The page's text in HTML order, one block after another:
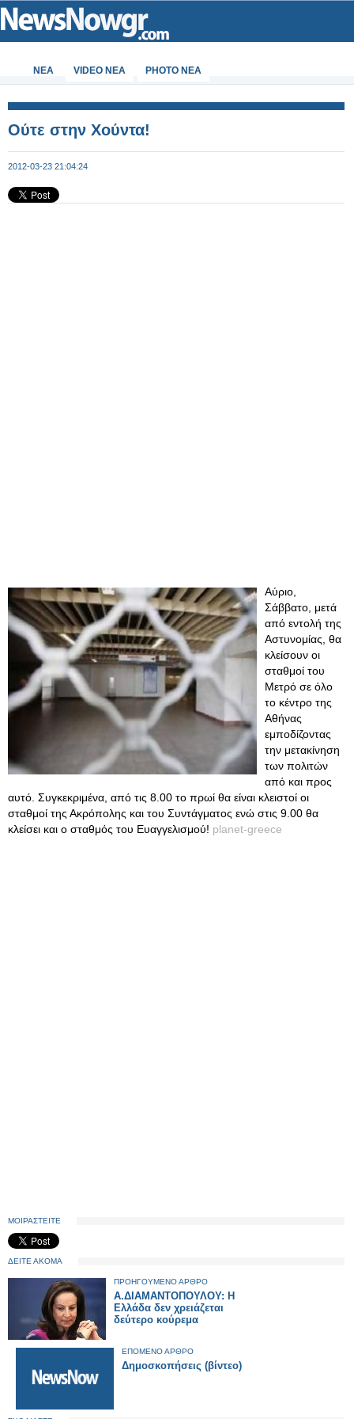
ΝΕΑ VIDEO NEA PHOTO NEA
Ούτε στην Χούντα!
2012-03-23 21:04:24
Αύριο,
Σάββατο, μετά
από εντολή της
Αστυνομίας, θα
κλείσουν οι
σταθμοί του
Μετρό σε όλο
το κέντρο της
Αθήνας
εμποδίζοντας
την μετακίνηση
των πολιτών
από και προς
αυτό. Συγκεκριμένα, από τις 8.00 το πρωί θα είναι κλειστοί οι
σταθμοί της Ακρόπολης και του Συντάγματος ενώ στις 9.00 θα
κλείσει και ο σταθμός του Ευαγγελισμού! planet-greece
ΜΟΙΡΑΣΤΕΙΤΕ
ΔΕΙΤΕ ΑΚΟΜΑ
ΠΡΟΗΓΟΥΜΕΝΟ ΑΡΘΡΟ
A.ΔΙΑΜΑΝΤΟΠΟΥΛΟΥ: Η
Ελλάδα δεν χρειάζεται
δεύτερο κούρεμα
ΕΠΟΜΕΝΟ ΑΡΘΡΟ
Δημοσκοπήσεις (βίντεο)